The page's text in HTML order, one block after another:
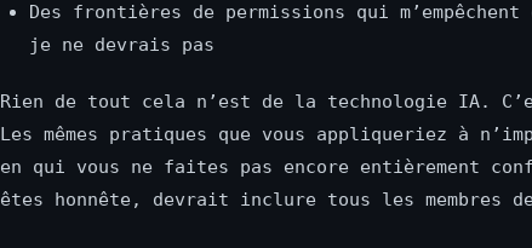
Des frontières de permissions qui
je ne devrais pas
Rien de tout cela n’est de la technologie IA.
Les mêmes pratiques que vous appliqueriez à
en qui vous ne faites pas encore entièrement
êtes honnête, devrait inclure tous les membres